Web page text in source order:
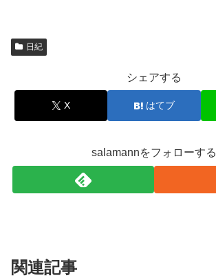
日紀
シェアする
X はてブ
salamannをフォローする
関連記事